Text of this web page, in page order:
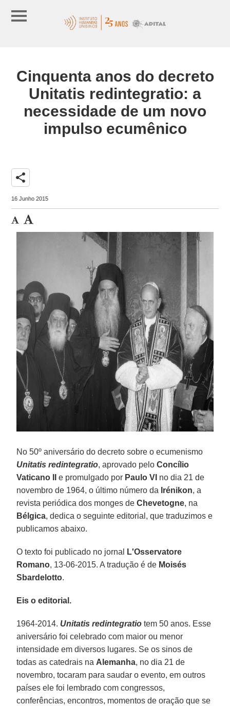
Cinquenta anos do decreto
Unitatis redintegratio: a
necessidade de um novo
impulso ecumênico
share
16 Junho 2015
No 50º aniversário do decreto sobre o ecumenismo
Unitatis redintegratio, aprovado peloConcílio
Vaticano II
e promulgado por Paulo VI no dia 21 de
novembro de 1964, o último número da Irénikon, a
revista periódica dos monges deChevetogne, na
Bélgica, dedica o seguinte editorial, que traduzimos e
publicamos abaixo.
O texto foi publicado no jornal
L'Osservatore
Romano, 13-06-2015. A tradução é de Moisés
Sbardelotto.
Eis o editorial.
1964-2014. Unitatis redintegratio tem 50 anos. Esse
aniversário foi celebrado com maior ou menor
intensidade em diversos lugares. Se os sinos de
todas as catedrais na Alemanha, no dia 21 de
novembro, tocaram para saudar o evento, em outros
países ele foi lembrado com congressos,
conferências, encontros, momentos de oração que se